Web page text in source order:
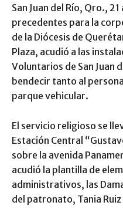
San Juan del Río, Qro.,
precedentes para la
de la Diócesis de
Plaza, acudió a las
Voluntarios de San Juan
bendecir tanto al
parque vehicular.
El servicio religioso se
Estación Central
sobre la avenida
acudió la plantilla de
administrativos, las
del patronato, Tania